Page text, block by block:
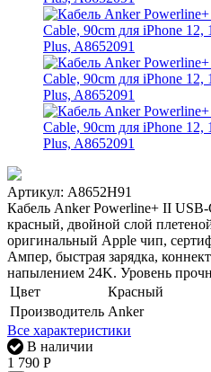
Артикул: A8652H91
Кабель Anker Powerline+ II
красный, двойной слой
оригинальный Apple чип,
Ампер, быстрая зарядка,
напылением 24K. Уровень
Цвет
Красный
Производитель Anker
Все характеристики
В наличии
1 790 Р